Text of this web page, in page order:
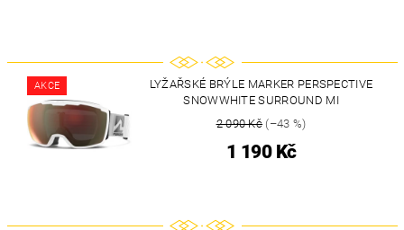
AKCE
LYŽAŘSKÉ BRÝLE MARKER PERSPECTIVE
SNOWWHITE SURROUND MI
2 090 Kč(–43 %)
1 190 Kč